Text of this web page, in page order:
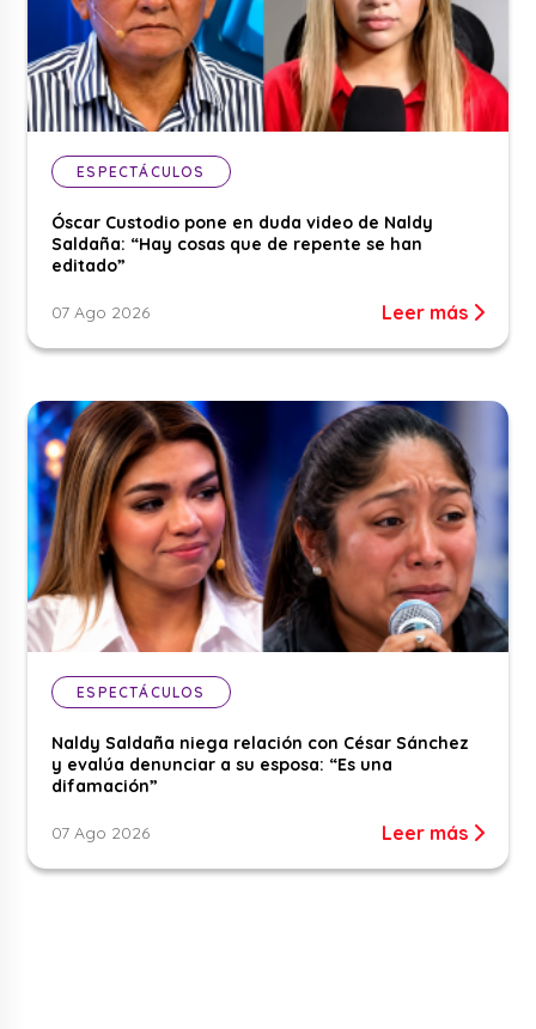
ESPECTÁCULOS
Óscar Custodio pone en duda video de Naldy
Saldaña: “Hay cosas que de repente se han
editado”
07 Ago 2026 Leer más
ESPECTÁCULOS
Naldy Saldaña niega relación con César Sánchez
y evalúa denunciar a su esposa: “Es una
difamación”
07 Ago 2026 Leer más